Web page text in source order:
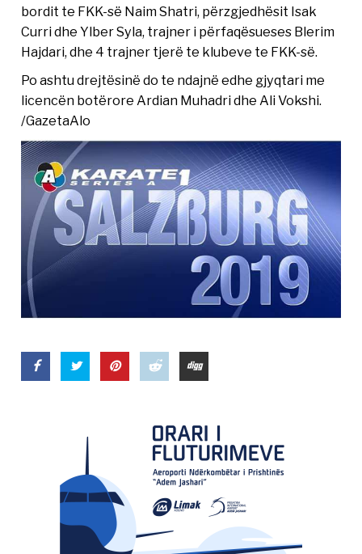
bordit te FKK-së Naim Shatri, përzgjedhësit Isak
Curri dhe Ylber Syla, trajner i përfaqësueses Blerim
Hajdari, dhe 4 trajner tjerë te klubeve te FKK-së.
Po ashtu drejtësinë do te ndajnë edhe gjyqtari me
licencën botërore Ardian Muhadri dhe Ali Vokshi.
/GazetaAlo